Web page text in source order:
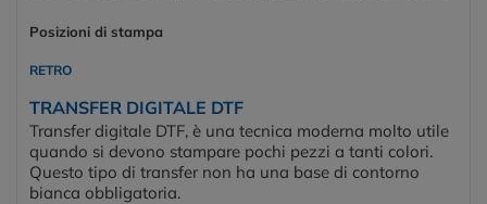
Posizioni di stampa
RETRO
TRANSFER DIGITALE DTF
Transfer digitale DTF, è una tecnica moderna molto utile
quando si devono stampare pochi pezzi a tanti colori.
Questo tipo di transfer non ha una base di contorno
bianca obbligatoria.